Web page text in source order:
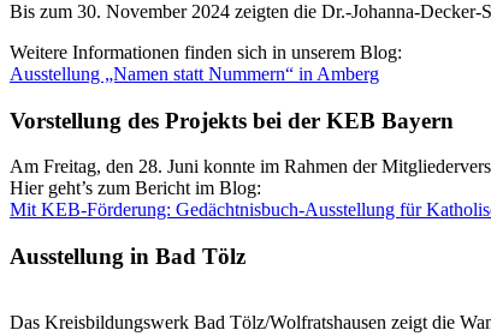
Bis zum 30. November 2024 zeigten die Dr.-Johanna-
Weitere Informationen finden sich in unserem Blog:
Ausstellung „Namen statt Nummern“ in Amberg
Vorstellung des Projekts bei der KEB Bayern
Am Freitag, den 28. Juni konnte im Rahmen der
Hier geht’s zum Bericht im Blog:
Mit KEB-Förderung: Gedächtnisbuch-Ausstellung für
Ausstellung in Bad Tölz
Das Kreisbildungswerk Bad Tölz/Wolfratshausen zeigt die